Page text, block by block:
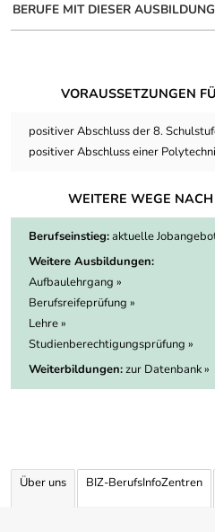
BERUFE MIT DIESER AUSBILDUNG
VORAUSSETZUNGEN
positiver Abschluss der 8.
positiver Abschluss einer
WEITERE WEGE
Berufseinstieg:aktuelle
Weitere Ausbildungen:
Aufbaulehrgang »
Berufsreifeprüfung »
Lehre »
Studienberechtigungsprüfung »
Weiterbildungen:zur Datenbank »
Über uns BIZ-BerufsInfoZentren